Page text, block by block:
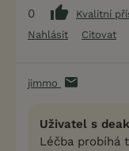
0
Kvalitní
Nahlásit
Citovat
jimmo
Uživatel s
Léčba probíhá